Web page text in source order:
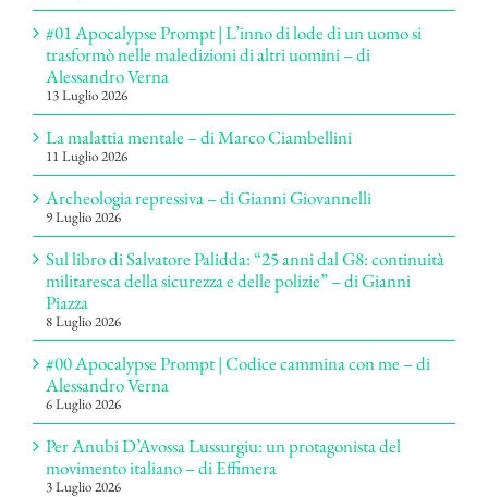
#01 Apocalypse Prompt | L’inno di lode di un uomo si
trasformò nelle maledizioni di altri uomini – di
Alessandro Verna
13 Luglio 2026
La malattia mentale – di Marco Ciambellini
11 Luglio 2026
Archeologia repressiva – di Gianni Giovannelli
9 Luglio 2026
Sul libro di Salvatore Palidda: “25 anni dal G8: continuità
militaresca della sicurezza e delle polizie” – di Gianni
Piazza
8 Luglio 2026
#00 Apocalypse Prompt | Codice cammina con me – di
Alessandro Verna
6 Luglio 2026
Per Anubi D’Avossa Lussurgiu: un protagonista del
movimento italiano – di Effimera
3 Luglio 2026